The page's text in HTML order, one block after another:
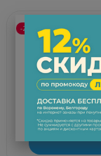
-29%
Мало